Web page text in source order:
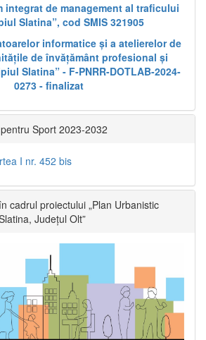
integrat de management al traficului
Slatina”, cod SMIS 321905
informatice și a atelierelor de
de învățământ profesional și
Slatina” - F-PNRR-DOTLAB-2024-
0273 - finalizat
Sport 2023-2032
I nr. 452 bis
cadrul proiectului „Plan Urbanistic
Județul Olt”